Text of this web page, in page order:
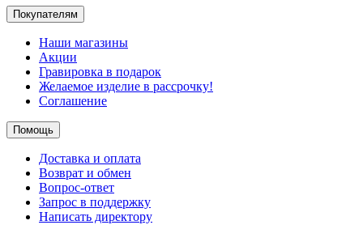
Покупателям
Наши магазины
Акции
Гравировка в подарок
Желаемое изделие в рассрочку!
Соглашение
Помощь
Доставка и оплата
Возврат и обмен
Вопрос-ответ
Запрос в поддержку
Написать директору